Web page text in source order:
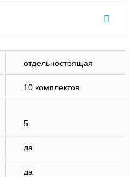
отдельностоящая
10 комплектов
5
да
да